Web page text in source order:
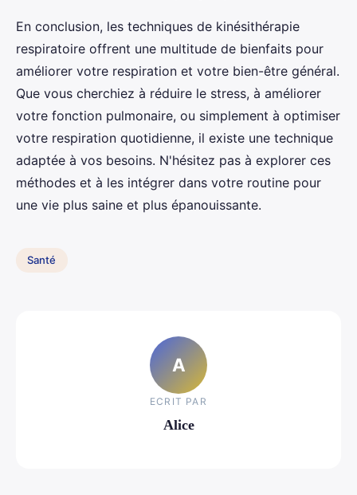
En conclusion, les techniques de kinésithérapie
respiratoire offrent une multitude de bienfaits pour
améliorer votre respiration et votre bien-être général.
Que vous cherchiez à réduire le stress, à améliorer
votre fonction pulmonaire, ou simplement à optimiser
votre respiration quotidienne, il existe une technique
adaptée à vos besoins. N'hésitez pas à explorer ces
méthodes et à les intégrer dans votre routine pour
une vie plus saine et plus épanouissante.
Santé
A
ECRIT PAR
Alice